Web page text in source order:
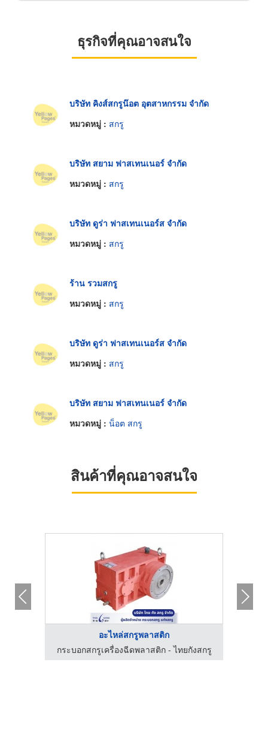
ธุรกิจที่คุณอาจสนใจ
บริษัท คิงส์สกรูน๊อต อุตสาหกรรม จำกัด
หมวดหมู่ : สกรู
บริษัท สยาม ฟาสเทนเนอร์ จำกัด
หมวดหมู่ : สกรู
บริษัท ดูร่า ฟาสเทนเนอร์ส จำกัด
หมวดหมู่ : สกรู
ร้าน รวมสกรู
หมวดหมู่ : สกรู
บริษัท ดูร่า ฟาสเทนเนอร์ส จำกัด
หมวดหมู่ : สกรู
บริษัท สยาม ฟาสเทนเนอร์ จำกัด
หมวดหมู่ : น็อต สกรู
สินค้าที่คุณอาจสนใจ
อะไหล่สกรูพลาสติก
กระบอกสกรูเครื่องฉีดพลาสติก - ไทยกังสกรู